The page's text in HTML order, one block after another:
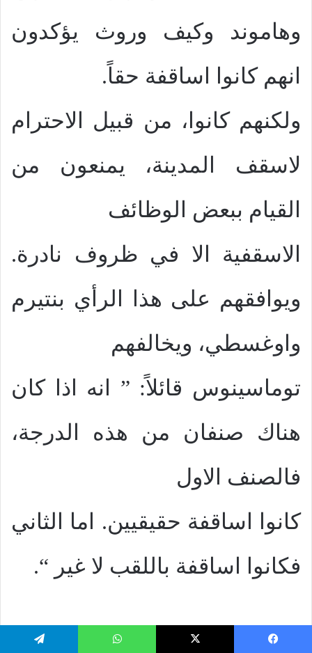
وهاموند وكيف وروث يؤكدون
انهم كانوا اساقفة حقاً.
ولكنهم كانوا، من قبيل الاحترام
لاسقف المدينة، يمنعون من
القيام ببعض الوظائف
الاسقفية الا في ظروف نادرة.
ويوافقهم على هذا الرأي بنتيرم
واوغسطي، ويخالفهم
توماسينوس قائلاً: ” انه اذا كان
هناك صنفان من هذه الدرجة،
فالصنف الاول
كانوا اساقفة حقيقيين. اما الثاني
فكانوا اساقفة باللقب لا غير “.